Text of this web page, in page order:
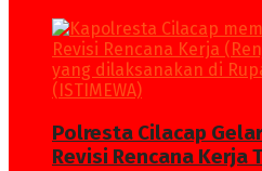
Polresta Cilacap
Revisi Rencana Kerja